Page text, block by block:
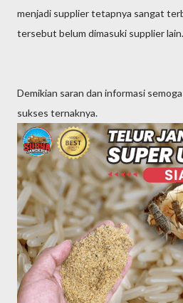
menjadi supplier tetapnya sangat
tersebut belum dimasuki supplier lain.
Demikian saran dan informasi
sukses ternaknya.